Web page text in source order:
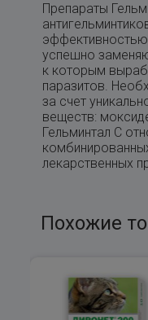
Препараты
успешно
к которым
паразитов.
за счет
веществ:
Гельминтал С
лекарственных
Похожие